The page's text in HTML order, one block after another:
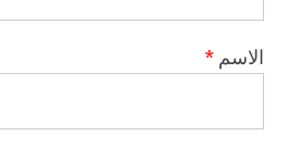
الاسم *